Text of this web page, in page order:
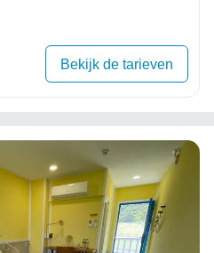
Bekijk de tarieven